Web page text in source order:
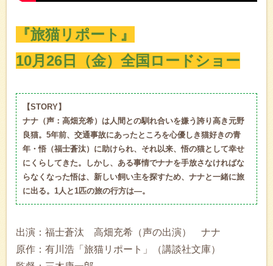
『旅猫リポート』
10月26日（金）全国ロードショー
【STORY】
ナナ（声：高畑充希）は人間との馴れ合いを嫌う誇り高き元野
良猫。5年前、交通事故にあったところを心優しき猫好きの青
年・悟（福士蒼汰）に助けられ、それ以来、悟の猫として幸せ
にくらしてきた。しかし、ある事情でナナを手放さなければな
らなくなった悟は、新しい飼い主を探すため、ナナと一緒に旅
に出る。1人と1匹の旅の行方は―。
出演：福士蒼汰 高畑充希（声の出演） ナナ
原作：有川浩「旅猫リポート」（講談社文庫）